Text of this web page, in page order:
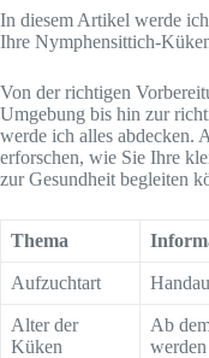
In diesem Artikel werde
Ihre Nymphensittich-
Von der richtigen
Umgebung bis hin zur
werde ich alles abdecken.
erforschen, wie Sie Ihre
zur Gesundheit begleiten
Thema
Aufzuchtart
Alter der
Küken
Ab
werden